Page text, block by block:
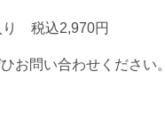
税込2,970円
お問い合わせください。